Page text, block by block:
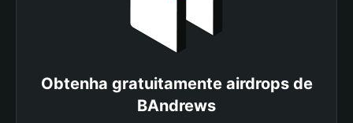
Obtenha gratuitamente airdrops de
BAndrews